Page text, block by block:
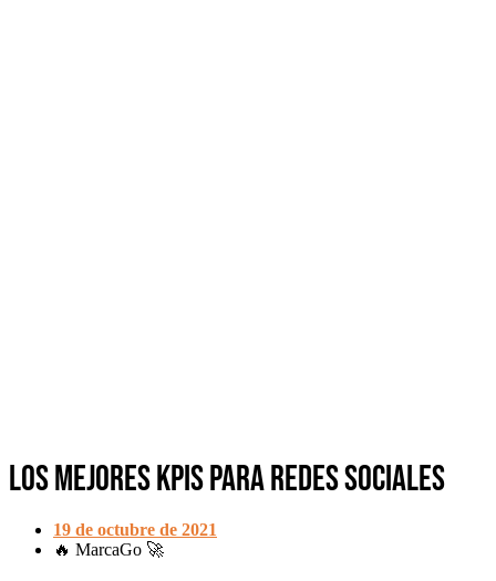
Los mejores KPIs para Redes Sociales
19 de octubre de 2021
🔥 MarcaGo 🚀